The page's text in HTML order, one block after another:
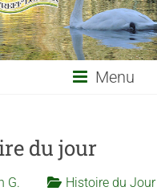
Menu
du jour
G. Histoire du Jour